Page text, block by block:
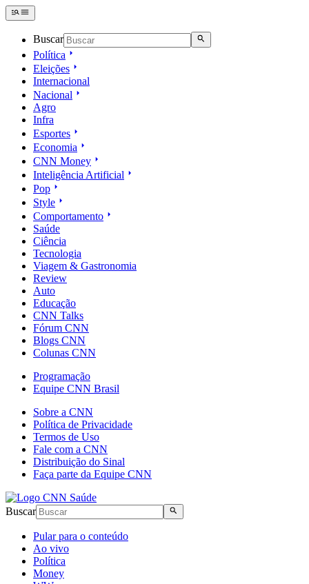
Buscar
Política
Eleições
Internacional
Nacional
Agro
Infra
Esportes
Economia
CNN Money
Inteligência Artificial
Pop
Style
Comportamento
Saúde
Ciência
Tecnologia
Viagem & Gastronomia
Review
Auto
Educação
CNN Talks
Fórum CNN
Blogs CNN
Colunas CNN
Programação
Equipe CNN Brasil
Sobre a CNN
Política de Privacidade
Termos de Uso
Fale com a CNN
Distribuição do Sinal
Faça parte da Equipe CNN
Buscar
Pular para o conteúdo
Ao vivo
Política
Money